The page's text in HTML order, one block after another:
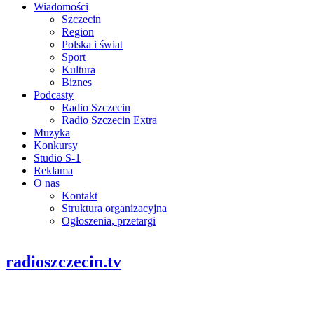
Wiadomości
Szczecin
Region
Polska i świat
Sport
Kultura
Biznes
Podcasty
Radio Szczecin
Radio Szczecin Extra
Muzyka
Konkursy
Studio S-1
Reklama
O nas
Kontakt
Struktura organizacyjna
Ogłoszenia, przetargi
radioszczecin.tv